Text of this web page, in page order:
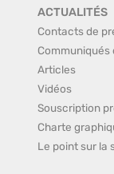
ACTUALITÉS
Contacts de
Communiqués
Articles
Vidéos
Souscription
Charte
Le point sur la